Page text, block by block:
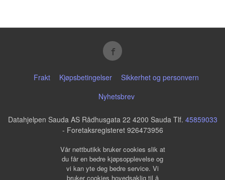
Frakt Kjøpsbetingelser
Sikkerhet og personvern
Nyhetsbrev
Datahjelpen Sauda AS Rådhusgata 22 4200 Sauda Tlf. 45859033
- Foretaksregisteret 926473956
Vår nettbutikk bruker cookies slik at
du får en bedre kjøpsopplevelse og
vi kan yte deg bedre service. Vi
bruker cookies hovedsaklig til å